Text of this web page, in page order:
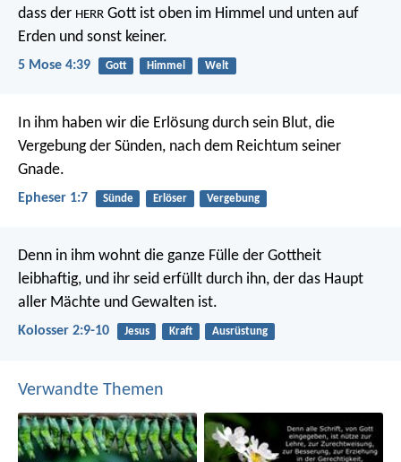
dass der HERR Gott ist oben im Himmel und unten auf
Erden und sonst keiner.
5 Mose 4:39 Gott Himmel Welt
In ihm haben wir die Erlösung durch sein Blut, die
Vergebung der Sünden, nach dem Reichtum seiner
Gnade.
Epheser 1:7 Sünde Erlöser Vergebung
Denn in ihm wohnt die ganze Fülle der Gottheit
leibhaftig, und ihr seid erfüllt durch ihn, der das Haupt
aller Mächte und Gewalten ist.
Kolosser 2:9-10 Jesus Kraft Ausrüstung
Verwandte Themen